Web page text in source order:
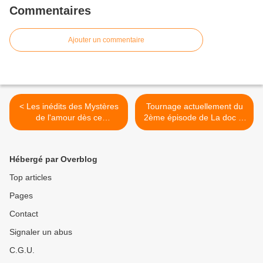
Commentaires
Ajouter un commentaire
< Les inédits des Mystères
de l'amour dès ce
dimanche sur TMC : ce qui
Tournage actuellement du
2ème épisode de La doc et
le véto, avec Michel Cymes
Hébergé par Overblog
Top articles
Pages
Contact
Signaler un abus
C.G.U.